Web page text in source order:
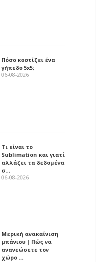
Πόσο κοστίζει ένα
γήπεδο 5x5;
06-08-2026
Τι είναι το
Sublimation και γιατί
αλλάζει τα δεδομένα
σ…
06-08-2026
Μερική ανακαίνιση
μπάνιου | Πώς να
ανανεώσετε τον
χώρο …